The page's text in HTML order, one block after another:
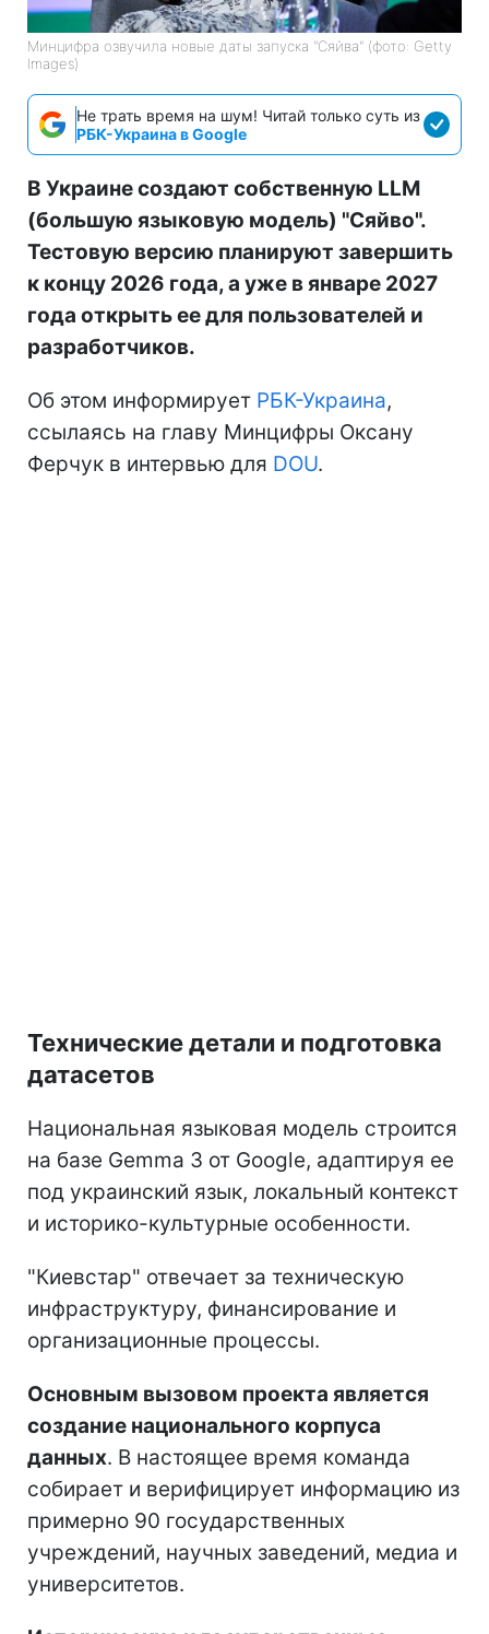
Минцифра озвучила новые даты запуска "Сяйва" (фото: Getty
Images)
Не трать время на шум! Читай только суть из
РБК-Украина в Google
В Украине создают собственную LLM
(большую языковую модель) "Сяйво".
Тестовую версию планируют завершить
к концу 2026 года, а уже в январе 2027
года открыть ее для пользователей и
разработчиков.
Об этом информирует РБК-Украина,
ссылаясь на главу Минцифры Оксану
Ферчук в интервью для DOU.
Технические детали и подготовка
датасетов
Национальная языковая модель строится
на базе Gemma 3 от Google, адаптируя ее
под украинский язык, локальный контекст
и историко-культурные особенности.
"Киевстар" отвечает за техническую
инфраструктуру, финансирование и
организационные процессы.
Основным вызовом проекта является
создание национального корпуса
данных. В настоящее время команда
собирает и верифицирует информацию из
примерно 90 государственных
учреждений, научных заведений, медиа и
университетов.